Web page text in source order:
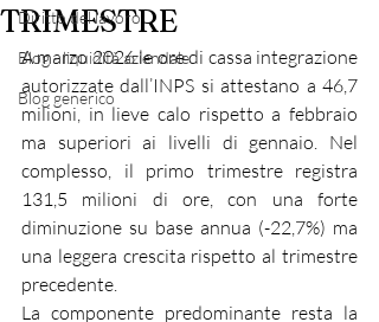
Diritto del lavoro
Blog - liquidità aziendale
Blog generico
TRIMESTRE
A marzo 2026 le ore di cassa integrazione
autorizzate dall’INPS si attestano a 46,7
milioni, in lieve calo rispetto a febbraio
ma superiori ai livelli di gennaio. Nel
complesso, il primo trimestre registra
131,5 milioni di ore, con una forte
diminuzione su base annua (-22,7%) ma
una leggera crescita rispetto al trimestre
precedente.
La componente predominante resta la